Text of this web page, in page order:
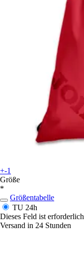
+-1
Größe
*
Größentabelle
TU 24h
Dieses Feld ist erforderlich
Versand in 24 Stunden